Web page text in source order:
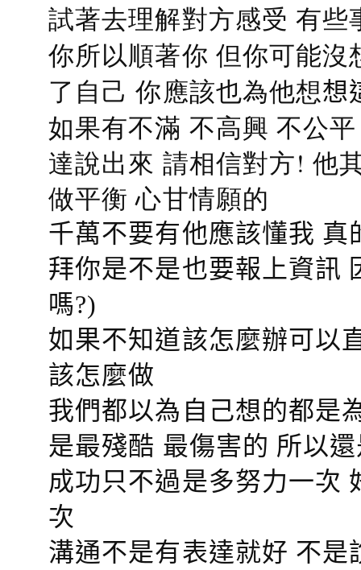
試著去理解對方感受 有
你所以順著你 但你可能
了自己 你應該也為他想想
如果有不滿 不高興 不公
達說出來 請相信對方! 他
做平衡 心甘情願的
千萬不要有他應該懂我
拜你是不是也要報上資訊
嗎?)
如果不知道該怎麼辦可以
該怎麼做
我們都以為自己想的都是
是最殘酷 最傷害的 所以
成功只不過是多努力一次
次
溝通不是有表達就好 不